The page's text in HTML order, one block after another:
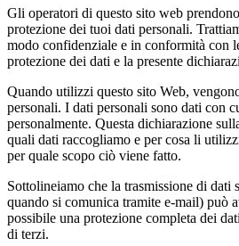
Gli operatori di questo sito web
protezione dei tuoi dati personali.
modo confidenziale e in conformità con
protezione dei dati e la presente
Quando utilizzi questo sito Web,
personali. I dati personali sono dati con
personalmente. Questa dichiarazione
quali dati raccogliamo e per cosa li
per quale scopo ciò viene fatto.
Sottolineiamo che la trasmissione di dati
quando si comunica tramite e-mail) può
possibile una protezione completa dei
di terzi.